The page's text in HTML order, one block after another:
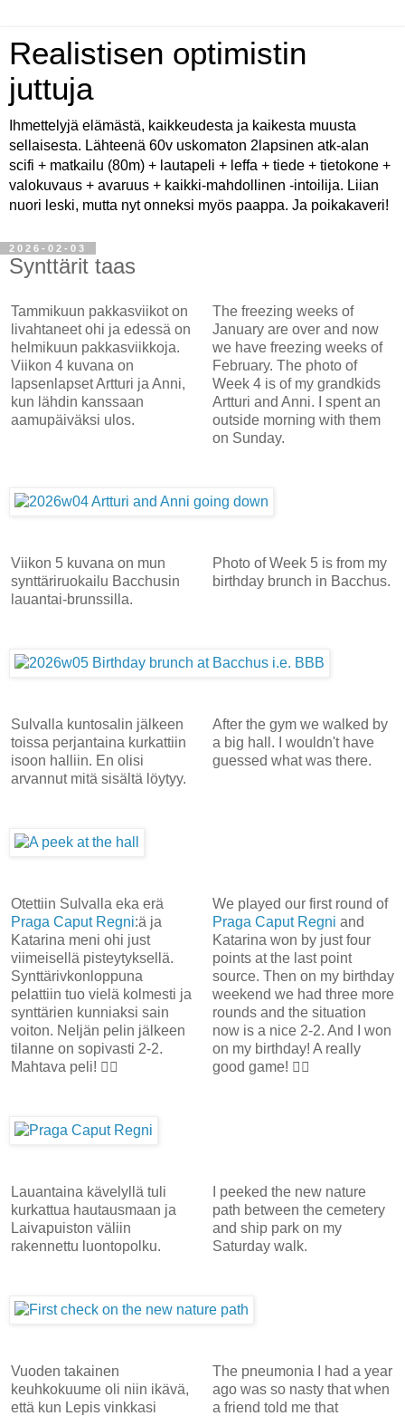
Realistisen optimistin
juttuja
Ihmettelyjä elämästä, kaikkeudesta ja kaikesta muusta
sellaisesta. Lähteenä 60v uskomaton 2lapsinen atk-alan
scifi + matkailu (80m) + lautapeli + leffa + tiede + tietokone +
valokuvaus + avaruus + kaikki-mahdollinen -intoilija. Liian
nuori leski, mutta nyt onneksi myös paappa. Ja poikakaveri!
2026-02-03
Synttärit taas
Tammikuun pakkasviikot on
livahtaneet ohi ja edessä on
helmikuun pakkasviikkoja.
Viikon 4 kuvana on
lapsenlapset Artturi ja Anni,
kun lähdin kanssaan
aamupäiväksi ulos.
The freezing weeks of
January are over and now
we have freezing weeks of
February. The photo of
Week 4 is of my grandkids
Artturi and Anni. I spent an
outside morning with them
on Sunday.
Viikon 5 kuvana on mun
synttäriruokailu Bacchusin
lauantai-brunssilla.
Photo of Week 5 is from my
birthday brunch in Bacchus.
Sulvalla kuntosalin jälkeen
toissa perjantaina kurkattiin
isoon halliin. En olisi
arvannut mitä sisältä löytyy.
After the gym we walked by
a big hall. I wouldn't have
guessed what was there.
Otettiin Sulvalla eka erä
Praga Caput Regni:ä ja
Katarina meni ohi just
viimeisellä pisteytyksellä.
Synttärivkonloppuna
pelattiin tuo vielä kolmesti ja
synttärien kunniaksi sain
voiton. Neljän pelin jälkeen
tilanne on sopivasti 2-2.
Mahtava peli! 👍🏻
We played our first round of
Praga Caput Regni and
Katarina won by just four
points at the last point
source. Then on my birthday
weekend we had three more
rounds and the situation
now is a nice 2-2. And I won
on my birthday! A really
good game! 👍🏻
Lauantaina kävelyllä tuli
kurkattua hautausmaan ja
Laivapuiston väliin
rakennettu luontopolku.
I peeked the new nature
path between the cemetery
and ship park on my
Saturday walk.
Vuoden takainen
keuhkokuume oli niin ikävä,
että kun Lepis vinkkasi
The pneumonia I had a year
ago was so nasty that when
a friend told me that